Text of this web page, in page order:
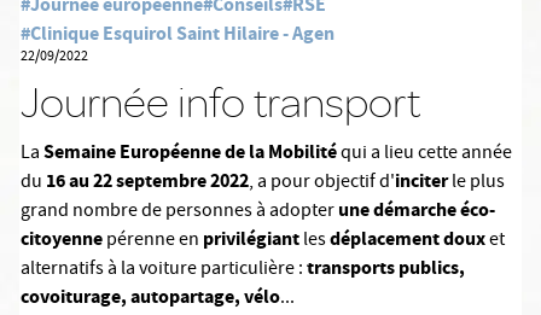
#Clinique Esquirol Saint Hilaire - Agen
22/09/2022
Journée info transport
LaSemaine Européenne de la Mobilitéqui a lieu cette année
du 16 au 22 septembre 2022, a pour objectif d'inciterle plus
grand nombre de personnes à adopterune démarche éco-
citoyennepérenne en privilégiantlesdéplacement douxet
alternatifs à la voiture particulière :transports publics,
covoiturage, autopartage, vélo...